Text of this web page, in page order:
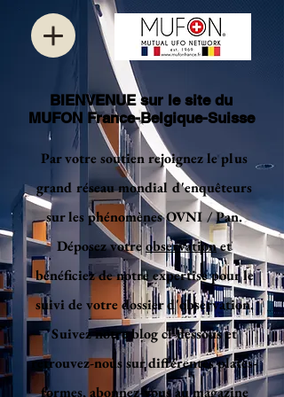
BIENVENUE sur le site du
MUFON France-Belgique-Suisse
Par votre soutien rejoignez le plus
grand réseau mondial d'enquêteurs
sur les phénomènes OVNI / Pan.
Déposez votreobservationet
bénéficiez de notre expertise pour le
suivi de votre dossier d'observation.
Suivez notre blog ci-dessous et
retrouvez-nous sur différentes plates-
formes, abonnez-vous au magazine